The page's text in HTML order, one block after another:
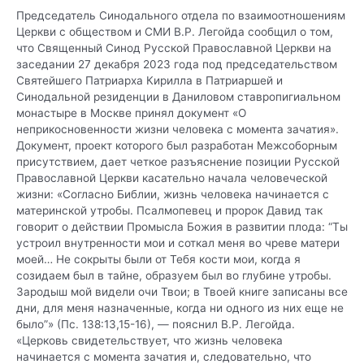
Председатель Синодального отдела по взаимоотношениям
Церкви с обществом и СМИ В.Р. Легойда сообщил о том,
что Священный Синод Русской Православной Церкви на
заседании 27 декабря 2023 года под председательством
Святейшего Патриарха Кирилла в Патриаршей и
Синодальной резиденции в Даниловом ставропигиальном
монастыре в Москве принял документ «О
неприкосновенности жизни человека с момента зачатия».
Документ, проект которого был разработан Межсоборным
присутствием, дает четкое разъяснение позиции Русской
Православной Церкви касательно начала человеческой
жизни: «Согласно Библии, жизнь человека начинается с
материнской утробы. Псалмопевец и пророк Давид так
говорит о действии Промысла Божия в развитии плода: “Ты
устроил внутренности мои и соткал меня во чреве матери
моей… Не сокрыты были от Тебя кости мои, когда я
созидаем был в тайне, образуем был во глубине утробы.
Зародыш мой видели очи Твои; в Твоей книге записаны все
дни, для меня назначенные, когда ни одного из них еще не
было”» (Пс. 138:13,15-16), — пояснил В.Р. Легойда.
«Церковь свидетельствует, что жизнь человека
начинается с момента зачатия и, следовательно, что